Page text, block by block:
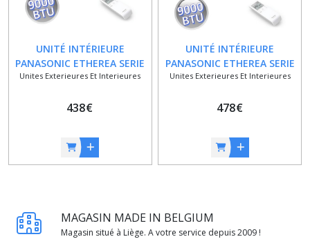
UNITÉ INTÉRIEURE
PANASONIC ETHEREA SERIE
Z / 9000 BTU / 2,5 KW / WIFI
MONO/MULTI
Unites Exterieures Et Interieures
438€
UNITÉ INTÉRIEURE
PANASONIC ETHEREA SERIE
Z / NOIR GRAPHITE / 9000
Unites Exterieures Et Interieures
478€
MAGASIN MADE IN BELGIUM
Magasin situé à Liège. A votre service depuis 2009 !